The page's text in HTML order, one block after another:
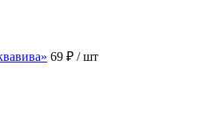
69 ₽ / шт